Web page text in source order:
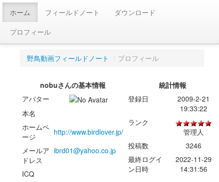
ホーム フィールドノート
ダウンロード
プロフィール
野鳥動画フィールドノート / プロフィール
nobuさんの基本情報
アバター
本名
ホームペ
ージ
http://www.birdlover.jp/
メールア
ドレス
ibrd01@yahoo.co.jp
ICQ
統計情報
登録日
2009-2-21
19:33:22
ランク
管理人
投稿数
3246
最終ログイ
ン日時
2022-11-29
14:31:56